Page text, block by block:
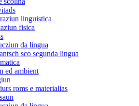
linguistica
fisica
da lingua
sco segunda lingua
ed ambient
roms e materialias